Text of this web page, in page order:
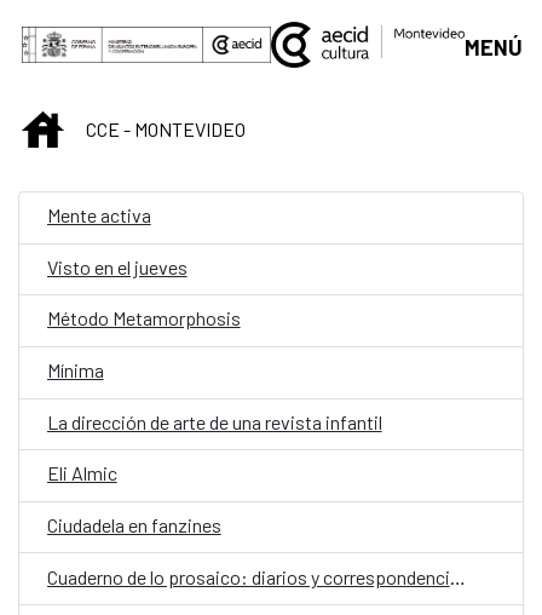
Saltar al contenido principal
MENÚ
INICIOCCE - MONTEVIDEO
Mente activa
Visto en el jueves
Método Metamorphosis
Mínima
La dirección de arte de una revista infantil
Eli Almic
Ciudadela en fanzines